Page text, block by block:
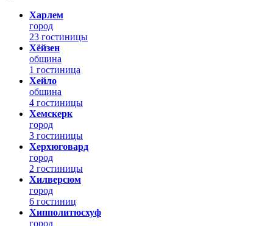
Харлем
город
23 гостиницы
Хёйзен
община
1 гостиница
Хейло
община
4 гостиницы
Хемскерк
город
3 гостиницы
Херхюговард
город
2 гостиницы
Хилверсюм
город
6 гостиниц
Хипполитюсхуф
город